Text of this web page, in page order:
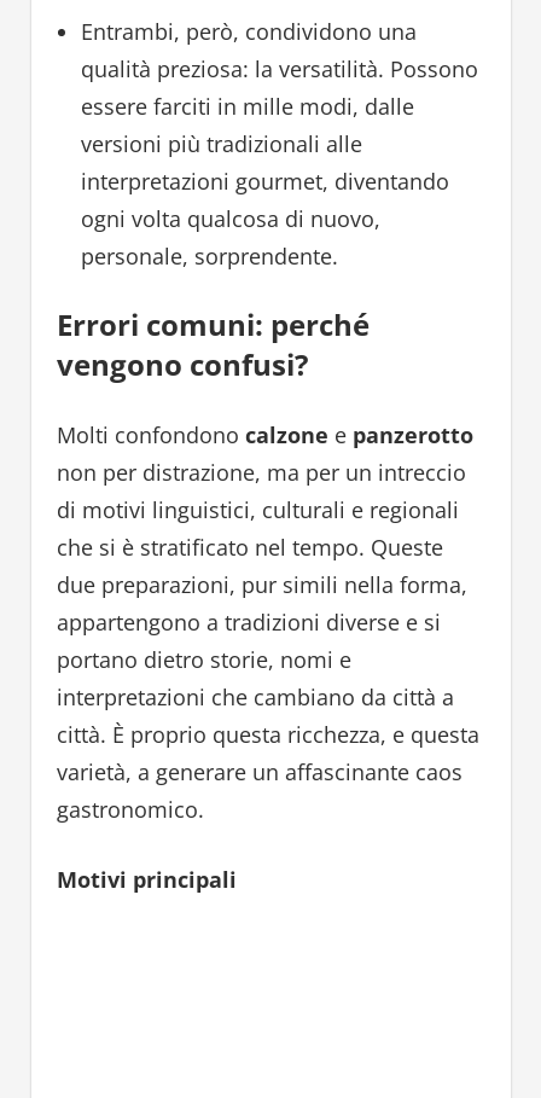
Entrambi, però, condividono una
qualità preziosa: la versatilità. Possono
essere farciti in mille modi, dalle
versioni più tradizionali alle
interpretazioni gourmet, diventando
ogni volta qualcosa di nuovo,
personale, sorprendente.
Errori comuni: perché
vengono confusi?
Molti confondono calzone e panzerotto
non per distrazione, ma per un intreccio
di motivi linguistici, culturali e regionali
che si è stratificato nel tempo. Queste
due preparazioni, pur simili nella forma,
appartengono a tradizioni diverse e si
portano dietro storie, nomi e
interpretazioni che cambiano da città a
città. È proprio questa ricchezza, e questa
varietà, a generare un affascinante caos
gastronomico.
Motivi principali